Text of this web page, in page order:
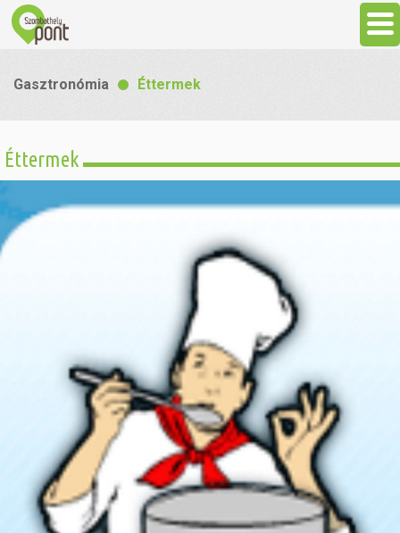
Látnivalók
Szabadidő
Hasznos
Gasztronómia Éttermek
Éttermek